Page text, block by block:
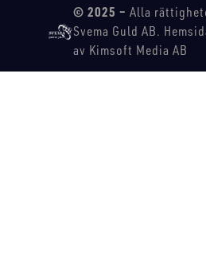
© 2025 – Alla
Svema Guld AB.
av Kimsoft Media AB